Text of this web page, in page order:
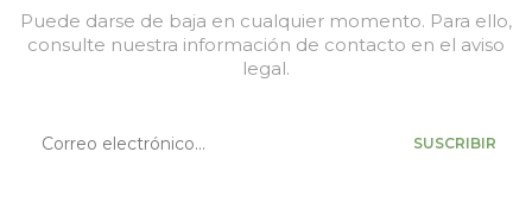
Puede darse de baja en cualquier momento. Para ello,
consulte nuestra información de contacto en el aviso
legal.
SUSCRIBIR